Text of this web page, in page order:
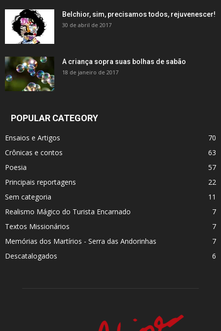
Belchior, sim, precisamos todos, rejuvenescer!
30 de abril de 2017
A criança sopra suas bolhas de sabão
18 de janeiro de 2017
POPULAR CATEGORY
Ensaios e Artigos
70
Crônicas e contos
63
Poesia
57
Principais reportagens
22
Sem categoria
11
Realismo Mágico do Turista Encarnado
7
Textos Missionários
7
Memórias dos Martí­rios - Serra das Andorinhas
7
Descatalogados
6